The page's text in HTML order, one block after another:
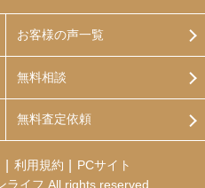
お客様の声一覧
無料相談
無料査定依頼
利用規約
PCサイト
イフ All rights reserved.